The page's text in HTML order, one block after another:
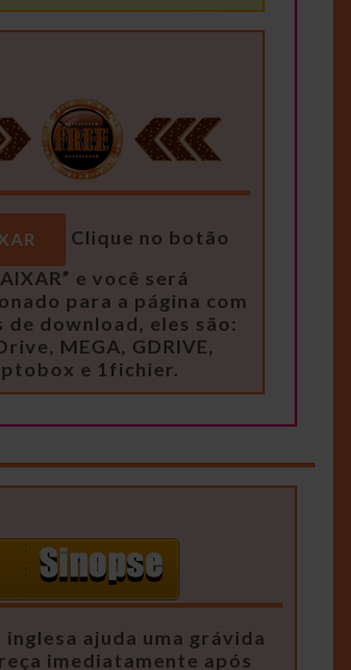
Clique no botão
e você será
para a página com
de download, eles são:
MEGA, GDRIVE,
e 1fichier.
ajuda uma grávida
imediatamente após